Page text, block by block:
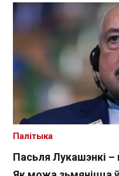
Пасьля Лукашэнкі –
Палітыка